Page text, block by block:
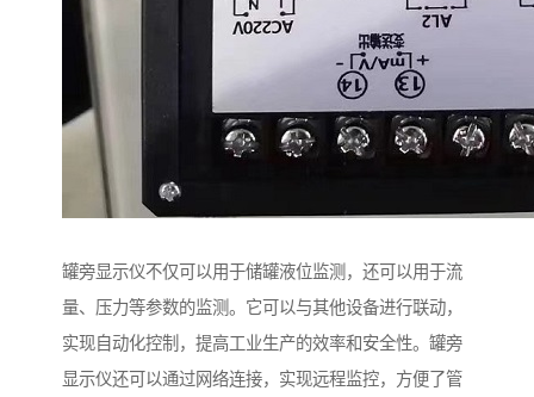
罐旁显示仪不仅可以用于储罐液位监测，还可以用于流
量、压力等参数的监测。它可以与其他设备进行联动，
实现自动化控制，提高工业生产的效率和安全性。罐旁
显示仪还可以通过网络连接，实现远程监控，方便了管